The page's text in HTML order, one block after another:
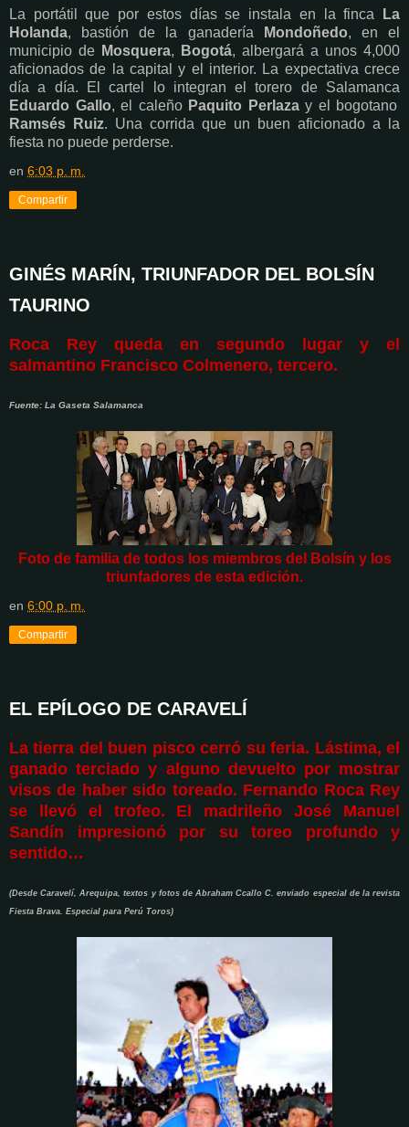
La portátil que por estos días se instala en la finca
La
Holanda, bastión de la ganadería Mondoñedo, en el
municipio de Mosquera, Bogotá, albergará a unos 4,000
aficionados de la capital y el interior. La expectativa crece
día a día. El cartel lo integran el torero de Salamanca
Eduardo Gallo, el caleño Paquito Perlazay el bogotano
Ramsés Ruiz. Una corrida que un buen aficionado a la
fiesta no puede perderse.
en 6:03 p. m.
Compartir
GINÉS MARÍN, TRIUNFADOR DEL BOLSÍN
TAURINO
Roca Rey queda en segundo lugar y el
salmantino Francisco Colmenero, tercero.
Fuente: La Gaseta Salamanca
Foto de familia de todos los miembros del Bolsín y los
triunfadores de esta edición.
en 6:00 p. m.
Compartir
EL EPÍLOGO DE CARAVELÍ
La tierra del buen pisco cerró su feria. Lástima, el
ganado terciado y alguno devuelto por mostrar
visos de haber sido toreado. Fernando Roca Rey
se llevó el trofeo. El madrileño José Manuel
Sandín impresionó por su toreo profundo y
sentido…
(Desde Caravelí, Arequipa, textos y fotos de Abraham Ccallo C. enviado especial de la revista
Fiesta Brava. Especial para Perú Toros)